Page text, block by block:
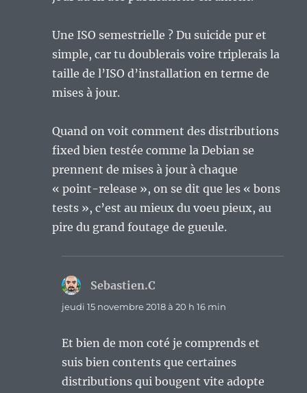
Une ISO semestrielle ? Du suicide pur et
simple, car tu doublerais voire triplerais la
taille de l’ISO d’installation en terme de
mises à jour.
Quand on voit comment des distributions
fixed bien testée comme la Debian se
prennent de mises à jour à chaque
« point-release », on se dit que les « bons
tests », c’est au mieux du voeu pieux, au
pire du grand foutage de gueule.
Sebastien.C
jeudi 15 novembre 2018 à 20 h 16 min
Et bien de mon coté je comprends et
suis bien contents que certaines
distributions qui bougent vite adopte